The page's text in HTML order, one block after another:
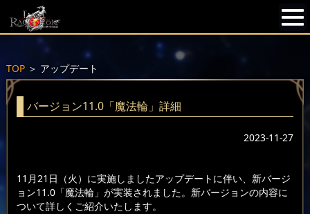
TOP＞ アップデート
バージョン11.0「魔法輪」詳細
2023-11-27
11月21日（火）に実施しましたアップデートに伴い、新バージ
ョン11.0「魔法輪」が実装されました。新バージョンの内容に
ついて詳しくご紹介いたします。